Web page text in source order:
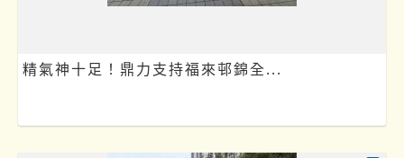
精氣神十足！鼎力支持福來邨錦全...